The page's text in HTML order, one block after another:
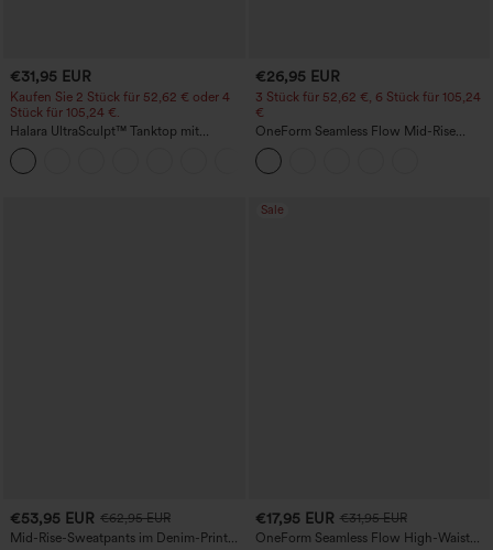
€31,95 EUR
Kaufen Sie 2 Stück für 52,62 € oder 4
Stück für 105,24 €.
Halara UltraSculpt™ Tanktop mit
Rundhalsausschnitt und
geschwungenem Saum
€26,95 EUR
3 Stück für 52,62 €, 6 Stück für 105,24
€
OneForm Seamless Flow Mid-Rise
Yoga-Leggings - mittelhoher Bund,
bauchformend und mit Po-Lifting-
Effekt
€53,95 EUR €62,95 EUR
Mid-Rise-Sweatpants im Denim-Print
Sale
€17,95 EUR €31,95 EUR
OneForm Seamless Flow High-Waist